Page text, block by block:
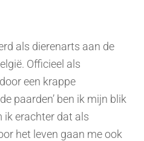
als dierenarts aan de
Officieel als
een krappe
paarden’ ben ik mijn blik
ik erachter dat als
het leven gaan me ook